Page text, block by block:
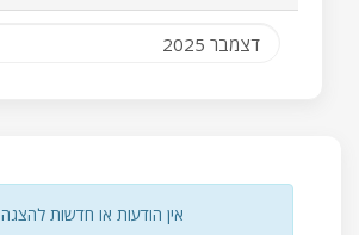
אין הודעות או חדשות להצגה